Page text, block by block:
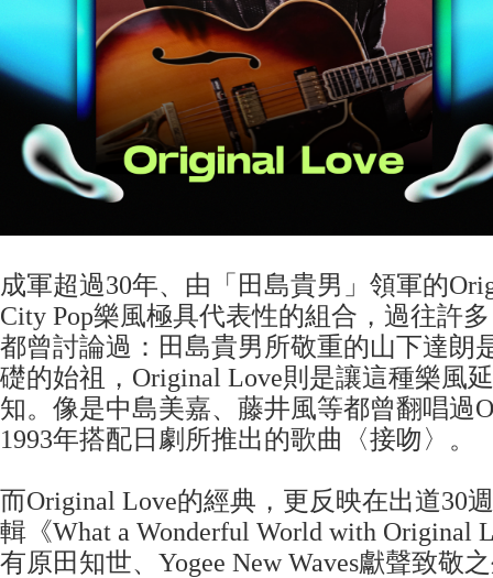
成軍超過30年、由「田島貴男」領軍的
City Pop樂風極具代表性的組合，過往許
都曾討論過：田島貴男所敬重的山下達朗
礎的始祖，Original Love則是讓這種樂風
知。像是中島美嘉、藤井風等都曾翻唱過
1993年搭配日劇所推出的歌曲〈接吻〉。
而Original Love的經典，更反映在出道30
輯《What a Wonderful World with Original
有原田知世、Yogee New Waves獻聲致敬